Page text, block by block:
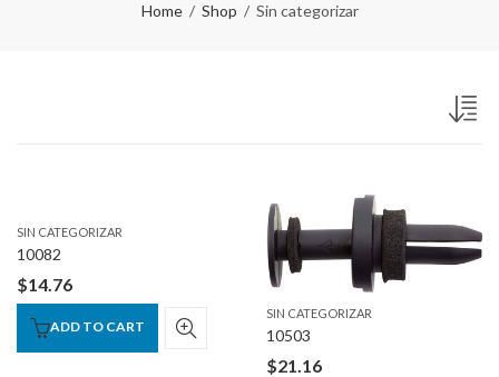
Home Shop Sin categorizar
SIN CATEGORIZAR
10082
$14.76
ADD TO CART
SIN CATEGORIZAR
10503
$21.16